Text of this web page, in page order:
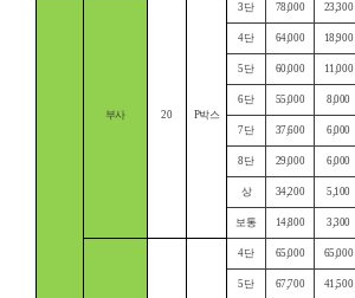
부사 20 P박스
3단 78,000 23,300
4단 64,000 18,900
5단 60,000 11,000
6단 55,000 8,000
7단 37,600 6,000
8단 29,000 6,000
상 34,200 5,100
보통 14,800 3,300
4단 65,000 65,000
5단 67,700 41,500